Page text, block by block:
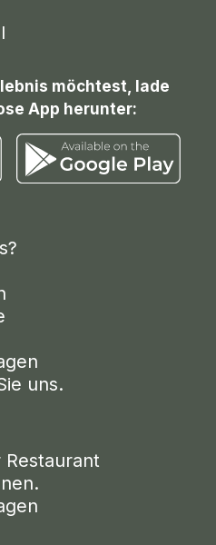
möchtest, lade
App herunter:
uns.
Restaurant